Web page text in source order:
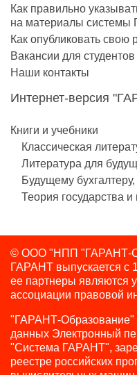
Как правильно
на материалы
Как опубликовать
Вакансии для
Наши контакты
Интернет-версия
Книги и учебники
Классическая
Литература для
Будущему
Теория государства
© ООО "НПП "ГАРАНТ-
ГАРАНТ выпускается с
ее партнеры являются
ассоциации правовой
"ГАРАНТ-Образование"
данных Электронный
"Система ГАРАНТ",
реестре российских